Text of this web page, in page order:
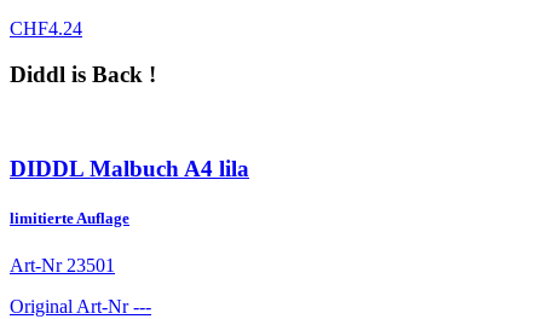
CHF4.24
Diddl is Back !
DIDDL Malbuch A4 lila
limitierte Auflage
Art-Nr 23501
Original Art-Nr---